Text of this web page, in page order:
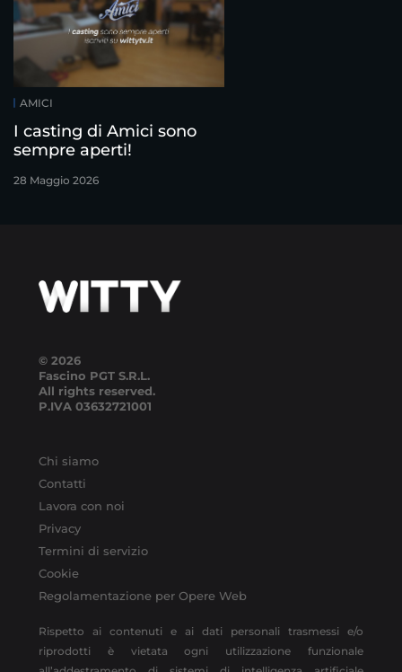
AMICI
I casting di Amici sono
sempre aperti!
28 Maggio 2026
© 2026
Fascino PGT S.R.L.
All rights reserved.
P.IVA 03632721001
Chi siamo
Contatti
Lavora con noi
Privacy
Termini di servizio
Cookie
Regolamentazione per Opere Web
Rispetto ai contenuti e ai dati personali trasmessi e/o
riprodotti è vietata ogni utilizzazione funzionale